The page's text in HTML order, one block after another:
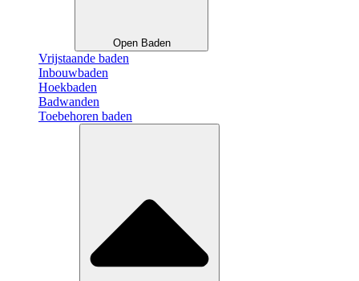
Open Baden
Vrijstaande baden
Inbouwbaden
Hoekbaden
Badwanden
Toebehoren baden